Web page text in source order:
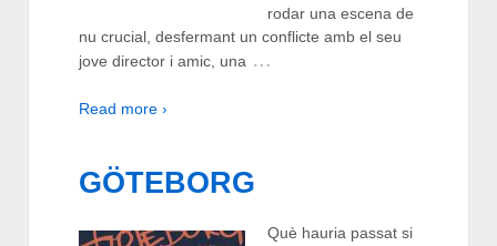
rodar una escena de
nu crucial, desfermant un conflicte amb el seu
jove director i amic, una …
Read more ›
GÖTEBORG
Què hauria passat si